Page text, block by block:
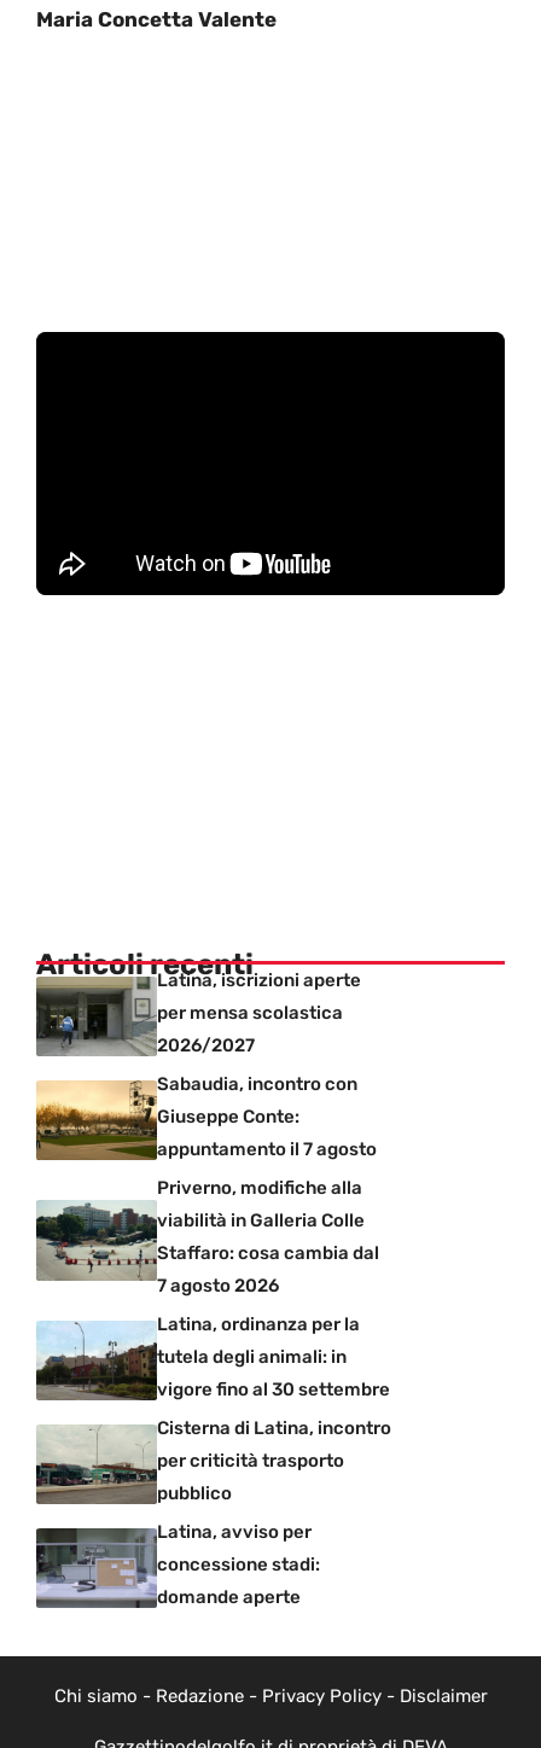
Maria Concetta Valente
Articoli recentiLatina, iscrizioni aperte
per mensa scolastica
2026/2027
Sabaudia, incontro con
Giuseppe Conte:
appuntamento il 7 agosto
Priverno, modifiche alla
viabilità in Galleria Colle
Staffaro: cosa cambia dal
7 agosto 2026
Latina, ordinanza per la
tutela degli animali: in
vigore fino al 30 settembre
Cisterna di Latina, incontro
per criticità trasporto
pubblico
Latina, avviso per
concessione stadi:
domande aperte
Chi siamo - Redazione- Privacy Policy- Disclaimer